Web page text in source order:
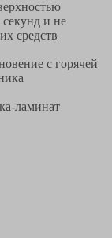
и не
средств
с горячей
ламинат